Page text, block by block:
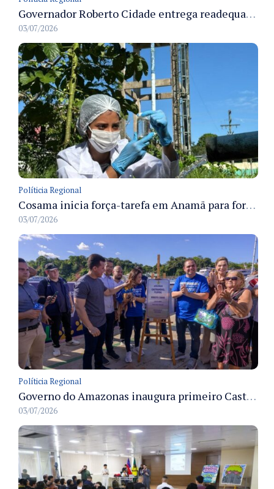
Governador Roberto Cidade entrega readequação do ambulatório da FCecon e amplia capacidade de atendimento oncológico em Manaus
03/07/2026
Políticia Regional
Cosama inicia força-tarefa em Anamã para fortalecer abastecimento de água e segurança hídrica da população
03/07/2026
Políticia Regional
Governo do Amazonas inaugura primeiro Castramóvel Fluvial para atendimento veterinário às comunidades ribeirinhas e castração gratuita
03/07/2026